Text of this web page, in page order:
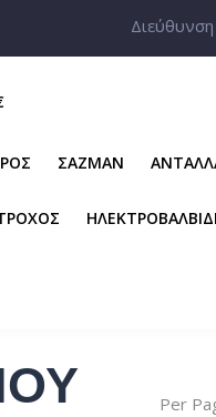
Διεύθυνση
ΣΑΖΜΑΝ
Per